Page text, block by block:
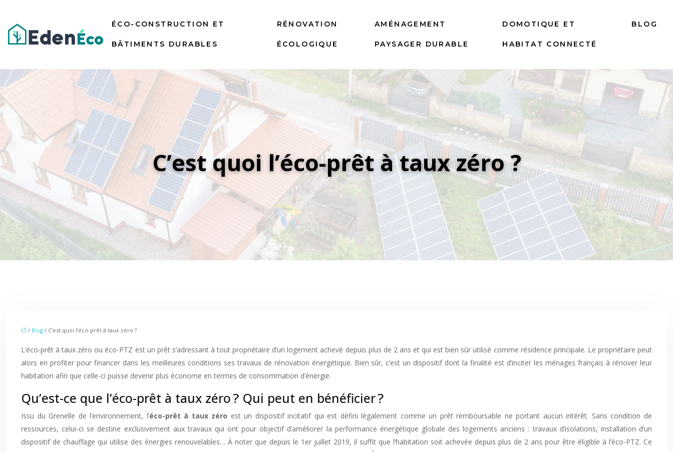
ÉCO-CONSTRUCTION ET
BÂTIMENTS DURABLES
RÉNOVATION
ÉCOLOGIQUE
AMÉNAGEMENT
PAYSAGER DURABLE
DOMOTIQUE ET
HABITAT CONNECTÉ
BLOG
C’est quoi l’éco-prêt à taux zéro ?
/ Blog / C’est quoi l’éco-prêt à taux zéro ?
L’éco-prêt à taux zéro ou éco-PTZ est un prêt s’adressant à tout propriétaire d’un logement achevé depuis plus de 2 ans et qui est bien sûr utilisé comme résidence principale. Le propriétaire peut
alors en profiter pour financer dans les meilleures conditions ses travaux de rénovation énergétique. Bien sûr, c’est un dispositif dont la finalité est d’inciter les ménages français à rénover leur
habitation afin que celle-ci puisse devenir plus économe en termes de consommation d’énergie.
Qu’est-ce que l’éco-prêt à taux zéro ? Qui peut en bénéficier ?
Issu du Grenelle de l’environnement, l’éco-prêt à taux zéro est un dispositif incitatif qui est défini légalement comme un prêt remboursable ne portant aucun intérêt. Sans condition de
ressources, celui-ci se destine exclusivement aux travaux qui ont pour objectif d’améliorer la performance énergétique globale des logements anciens : travaux d’isolations, installation d’un
dispositif de chauffage qui utilise des énergies renouvelables… À noter que depuis le 1er juillet 2019, il suffit que l’habitation soit achevée depuis plus de 2 ans pour être éligible à l’éco-PTZ. Ce